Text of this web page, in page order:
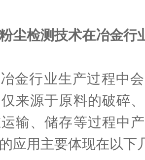
尘检测技术在冶金行
行业生产过程中会
来源于原料的破碎
输、储存等过程中
应用主要体现在以下